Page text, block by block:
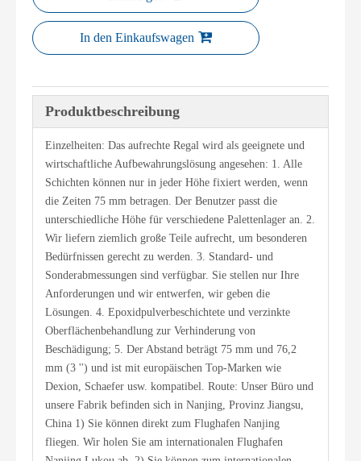
In den Einkaufswagen
Produktbeschreibung
Einzelheiten: Das aufrechte Regal wird als geeignete und
wirtschaftliche Aufbewahrungslösung angesehen: 1. Alle
Schichten können nur in jeder Höhe fixiert werden, wenn
die Zeiten 75 mm betragen. Der Benutzer passt die
unterschiedliche Höhe für verschiedene Palettenlager an. 2.
Wir liefern ziemlich große Teile aufrecht, um besonderen
Bedürfnissen gerecht zu werden. 3. Standard- und
Sonderabmessungen sind verfügbar. Sie stellen nur Ihre
Anforderungen und wir entwerfen, wir geben die
Lösungen. 4. Epoxidpulverbeschichtete und verzinkte
Oberflächenbehandlung zur Verhinderung von
Beschädigung; 5. Der Abstand beträgt 75 mm und 76,2
mm (3 '') und ist mit europäischen Top-Marken wie
Dexion, Schaefer usw. kompatibel. Route: Unser Büro und
unsere Fabrik befinden sich in Nanjing, Provinz Jiangsu,
China 1) Sie können direkt zum Flughafen Nanjing
fliegen. Wir holen Sie am internationalen Flughafen